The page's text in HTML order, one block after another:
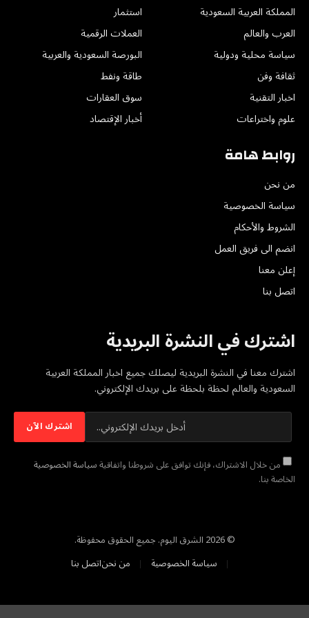
المملكة العربية السعودية
العرب والعالم
سياسة محلية ودولية
ثقافة وفن
اخبار التقنية
علوم واختراعات
استثمار
العملات الرقمية
البورصة السعودية والعربية
طاقة ونفط
سوق العقارات
أخبار الإقتصاد
روابط هامة
من نحن
سياسة الخصوصية
الشروط والأحكام
انضم الى فريق العمل
إعلن معنا
اتصل بنا
اشترك في النشرة البريدية
اشترك معنا في النشرة البريدية ليصلك جميع اخبار المملكة العربية
السعودية والعالم لحظة بلحظة على بريدك الإلكتروني.
من خلال الاشتراك، فإنك توافق على شروطنا واتفاقيةسياسة الخصوصية
الخاصة بنا.
© 2026 الشرق اليوم. جميع الحقوق محفوظة.
سياسة الخصوصية
من نحناتصل بنا